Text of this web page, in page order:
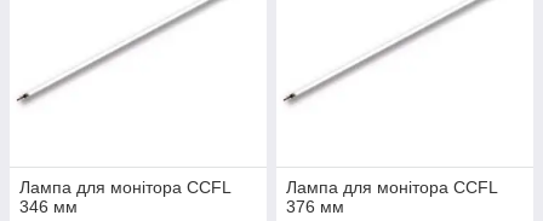
Лампа для монітора CCFL
346 мм
Лампа для монітора CCFL
376 мм